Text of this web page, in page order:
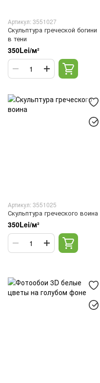
Артикул: 3551027
Скульптура греческой богини
в тени
350Lei/м²
Артикул: 3551025
Скульптура греческого воина
350Lei/м²